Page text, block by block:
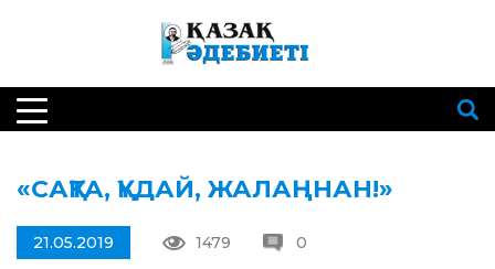
«САҚТА, ҚҰДАЙ, ЖАЛАҢНАН!»
21.05.2019 1479 0